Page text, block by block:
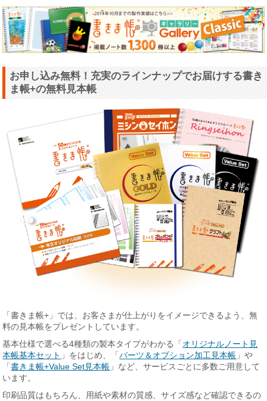
お申し込み無料！充実のラインナップでお届けする書き
ま帳+の無料見本帳
「書きま帳+」では、お客さまが仕上がりをイメージできるよう、無
料の見本帳をプレゼントしています。
基本仕様で選べる4種類の製本タイプがわかる「 オリジナルノート見
本帳基本セット 」をはじめ、「パーツ＆オプション加工見本帳 」や
「書きま帳+Value Set見本帳 」など、サービスごとに多数ご用意して
います。
印刷品質はもちろん、用紙や素材の質感、サイズ感など確認できるの